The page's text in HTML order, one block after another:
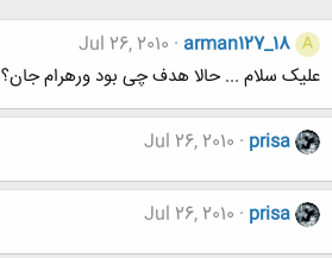
A
arman127_18
Jul 26, 2010
علیک سلام ... حالا هدف چی بود ورهرام جان؟
prisa
Jul 26, 2010
prisa
Jul 26, 2010